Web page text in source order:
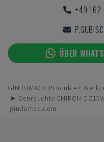
+49 162
ÜBER
GINDUMAC Produkte
➤ Gebrauchte CHIRON
gindumac.com